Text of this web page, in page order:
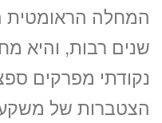
המחלה הראומטית
שנים רבות, והיא
נקודתי מפרקים
הצטברות של